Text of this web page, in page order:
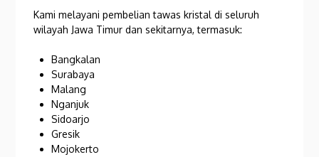
Kami melayani pembelian tawas kristal di seluruh
wilayah Jawa Timur dan sekitarnya, termasuk:
Bangkalan
Surabaya
Malang
Nganjuk
Sidoarjo
Gresik
Mojokerto